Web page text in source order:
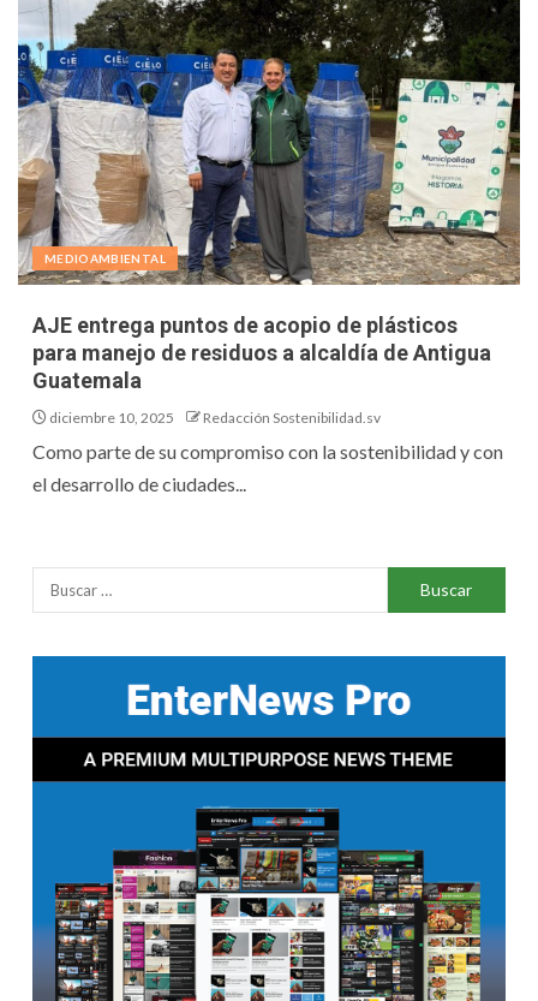
MEDIOAMBIENTAL
AJE entrega puntos de acopio de plásticos
para manejo de residuos a alcaldía de Antigua
Guatemala
diciembre 10, 2025 Redacción Sostenibilidad.sv
Como parte de su compromiso con la sostenibilidad y con
el desarrollo de ciudades...